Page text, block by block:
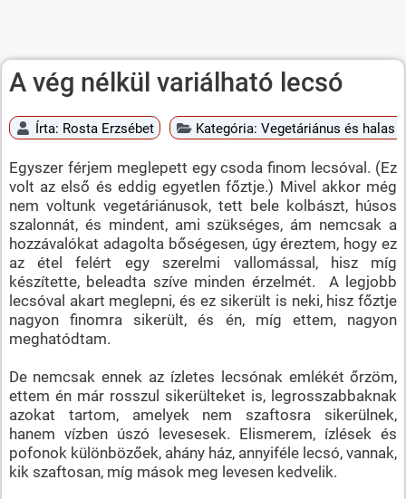
A vég nélkül variálható lecsó
Írta: Rosta Erzsébet Kategória:Vegetáriánus és halas
Egyszer férjem meglepett egy csoda finom lecsóval. (Ez
volt az első és eddig egyetlen főztje.) Mivel akkor még
nem voltunk vegetáriánusok, tett bele kolbászt, húsos
szalonnát, és mindent, ami szükséges, ám nemcsak a
hozzávalókat adagolta bőségesen, úgy éreztem, hogy ez
az étel felért egy szerelmi vallomással, hisz míg
készítette, beleadta szíve minden érzelmét. A legjobb
lecsóval akart meglepni, és ez sikerült is neki, hisz főztje
nagyon finomra sikerült, és én, míg ettem, nagyon
meghatódtam.
De nemcsak ennek az ízletes lecsónak emlékét őrzöm,
ettem én már rosszul sikerülteket is, legrosszabbaknak
azokat tartom, amelyek nem szaftosra sikerülnek,
hanem vízben úszó levesesek. Elismerem, ízlések és
pofonok különbözőek, ahány ház, annyiféle lecsó, vannak,
kik szaftosan, míg mások meg levesen kedvelik.